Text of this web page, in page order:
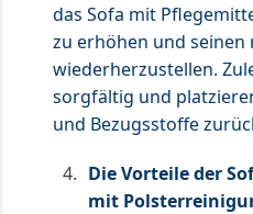
das Sofa mit
zu erhöhen und seinen
wiederherzustellen.
sorgfältig und
und Bezugsstoffe
Die Vorteile der
mit